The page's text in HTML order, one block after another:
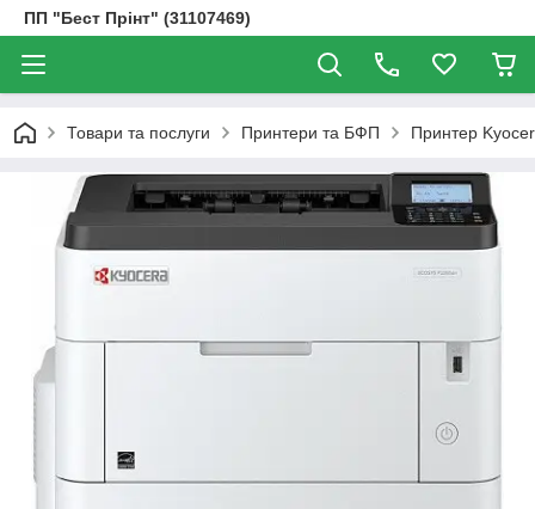
ПП "Бест Прінт" (31107469)
Товари та послуги Принтери та БФП Принтер